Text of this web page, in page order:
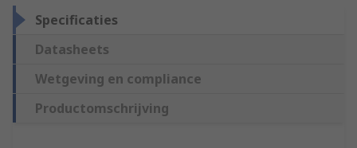
Specificaties
Datasheets
Wetgeving en compliance
Productomschrijving